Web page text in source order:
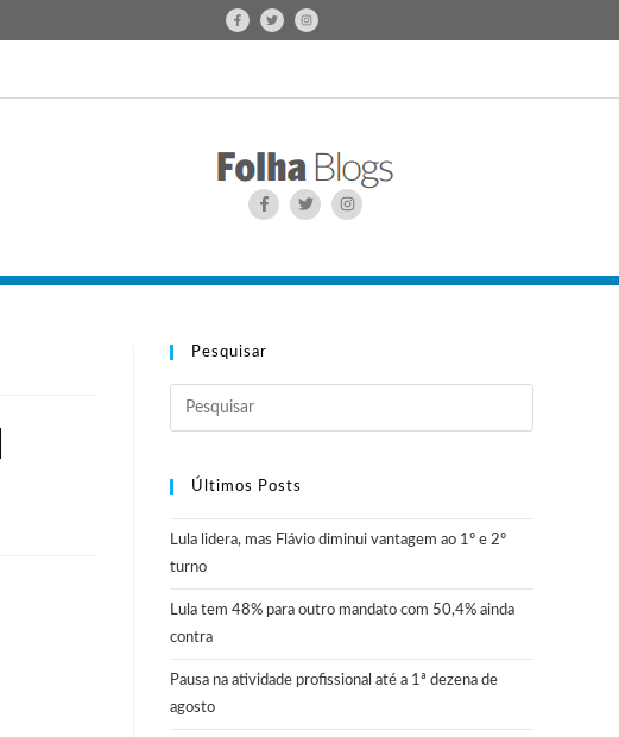
Pesquisar
Últimos Posts
Lula lidera, mas Flávio diminui vantagem ao 1º e 2º
turno
Lula tem 48% para outro mandato com 50,4% ainda
contra
Pausa na atividade profissional até a 1ª dezena de
agosto